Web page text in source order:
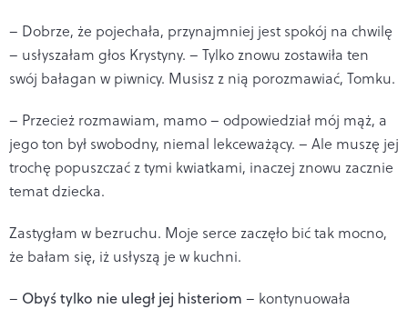
– Dobrze, że pojechała, przynajmniej jest spokój na chwilę
– usłyszałam głos Krystyny. – Tylko znowu zostawiła ten
swój bałagan w piwnicy. Musisz z nią porozmawiać, Tomku.
– Przecież rozmawiam, mamo – odpowiedział mój mąż, a
jego ton był swobodny, niemal lekceważący. – Ale muszę jej
trochę popuszczać z tymi kwiatkami, inaczej znowu zacznie
temat dziecka.
Zastygłam w bezruchu. Moje serce zaczęło bić tak mocno,
że bałam się, iż usłyszą je w kuchni.
– Obyś tylko nie uległ jej histeriom – kontynuowała